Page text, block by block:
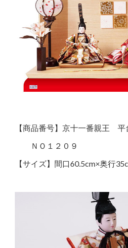
【商品番号】京十一番親王
ＮＯ１２０９
【サイズ】間口60.5cm×奥行